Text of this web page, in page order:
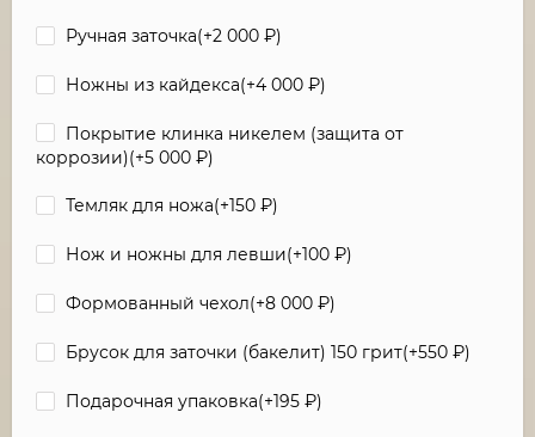
Ручная заточка(+2 000 ₽)
Ножны из кайдекса(+4 000 ₽)
Покрытие клинка никелем (защита от
коррозии)(+5 000 ₽)
Темляк для ножа(+150 ₽)
Нож и ножны для левши(+100 ₽)
Формованный чехол(+8 000 ₽)
Брусок для заточки (бакелит) 150 грит(+550 ₽)
Подарочная упаковка(+195 ₽)